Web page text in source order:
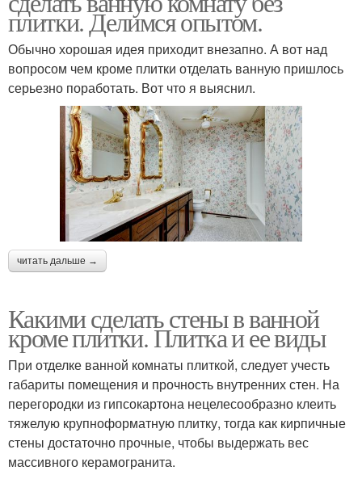
плитки. Делимся опытом.
Обычно хорошая идея приходит внезапно. А вот над
вопросом чем кроме плитки отделать ванную пришлось
серьезно поработать. Вот что я выяснил.
читать дальше →
Какими сделать стены в ванной
кроме плитки. Плитка и ее виды
При отделке ванной комнаты плиткой, следует учесть
габариты помещения и прочность внутренних стен. На
перегородки из гипсокартона нецелесообразно клеить
тяжелую крупноформатную плитку, тогда как кирпичные
стены достаточно прочные, чтобы выдержать вес
массивного керамогранита.